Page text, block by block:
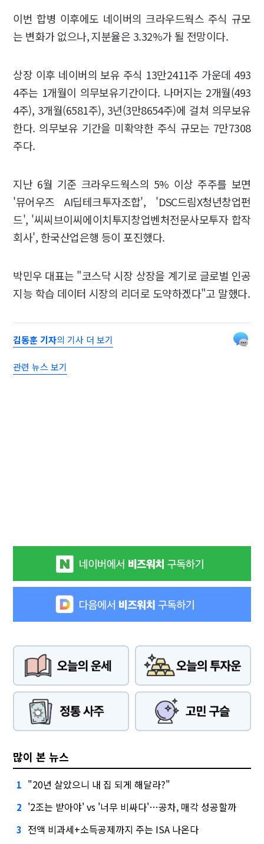
이번 합병 이후에도 네이버의 크라우드웍스 주식 규모
는 변화가 없으나, 지분율은 3.32%가 될 전망이다.
상장 이후 네이버의 보유 주식 13만2411주 가운데 493
4주는 1개월이 의무보유기간이다. 나머지는 2개월(493
4주), 3개월(6581주), 3년(3만8654주)에 걸쳐 의무보유
한다. 의무보유 기간을 미확약한 주식 규모는 7만7308
주다.
지난 6월 기준 크라우드웍스의 5% 이상 주주를 보면
'뮤어우즈 AI딥테크투자조합', 'DSC드림X청년창업펀
드', '씨씨브이씨에이치투지창업벤처전문사모투자 합작
회사', 한국산업은행 등이 포진했다.
박민우 대표는 "코스닥 시장 상장을 계기로 글로벌 인공
지능 학습 데이터 시장의 리더로 도약하겠다"고 말했다.
김동훈 기자의 기사 더 보기
관련 뉴스 보기
많이 본 뉴스
1 "20년 살았으니 내 집 되게 해달라?"
2 '2조는 받아야' vs '너무 비싸다'…공차, 매각 성공할까
3 전액 비과세+소득공제까지 주는 ISA 나온다